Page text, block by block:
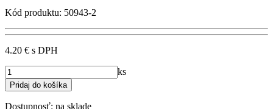
Kód produktu: 50943-2
4.20 € s DPH
ks
Dostupnosť: na sklade